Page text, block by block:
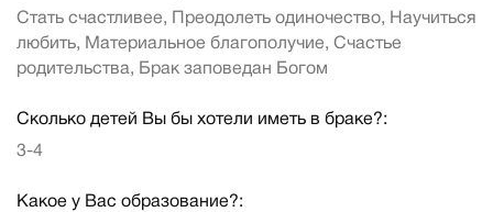
Стать счастливее, Преодолеть одиночество, Научиться
любить, Материальное благополучие, Счастье
родительства, Брак заповедан Богом
Сколько детей Вы бы хотели иметь в браке?:
3-4
Какое у Вас образование?: